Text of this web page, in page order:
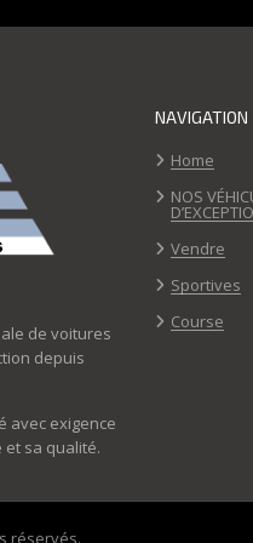
de voitures
depuis
avec exigence
sa qualité.
NAVIGATION
Home
NOS
Vendre
Sportives
Course
réservés.